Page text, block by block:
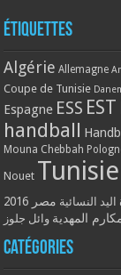
Étiquettes
Algérie Allemagne
Coupe de Tunisie
Espagne ESS EST
handball
Mouna Chebbah
Nouet Tunisie
النسائية مصر 2016
المهدية وائل جلوز
Catégories